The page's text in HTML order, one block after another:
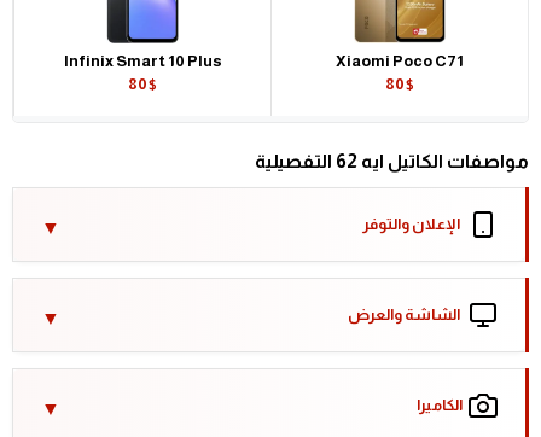
Xiaomi Poco C71
80$
Infinix Smart 10 Plus
80$
مواصفات الكاتيل ايه 62 التفصيلية
الإعلان والتوفر
الشاشة والعرض
الكاميرا